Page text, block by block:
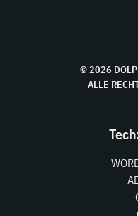
© 2026
ALLE